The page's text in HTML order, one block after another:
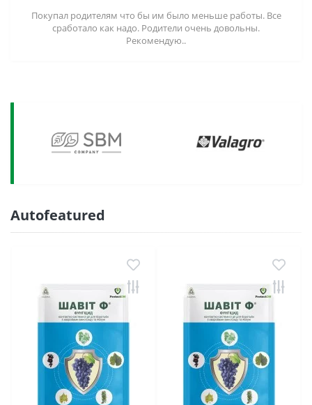
Покупал родителям что бы им было меньше работы. Все
сработало как надо. Родители очень довольны.
Рекомендую..
Autofeatured